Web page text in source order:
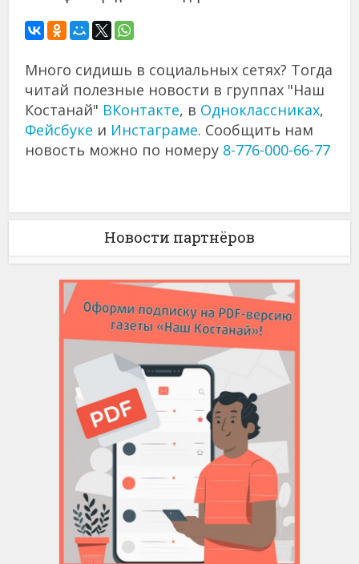
Много сидишь в социальных сетях? Тогда
читай полезные новости в группах "Наш
Костанай" ВКонтакте, в Одноклассниках,
Фейсбуке и Инстаграме. Сообщить нам
новость можно по номеру 8-776-000-66-77
Новости партнёров